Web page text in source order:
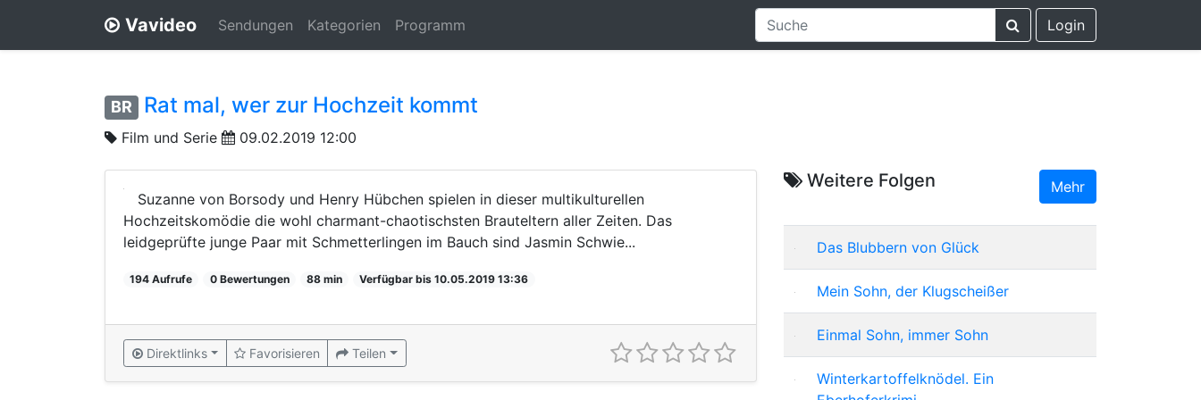
Vavideo Sendungen Kategorien Programm Login
BR Rat mal, wer zur Hochzeit kommt
Film und Serie 09.02.2019 12:00
Suzanne von Borsody und Henry Hübchen spielen in dieser multikulturellen
Hochzeitskomödie die wohl charmant-chaotischsten Brauteltern aller Zeiten. Das
leidgeprüfte junge Paar mit Schmetterlingen im Bauch sind Jasmin Schwie...
194 Aufrufe 0 Bewertungen 88 min Verfügbar bis 10.05.2019 13:36
Direktlinks Favorisieren Teilen
Weitere Folgen Mehr
Das Blubbern von Glück
Mein Sohn, der Klugscheißer
Einmal Sohn, immer Sohn
Winterkartoffelknödel. Ein